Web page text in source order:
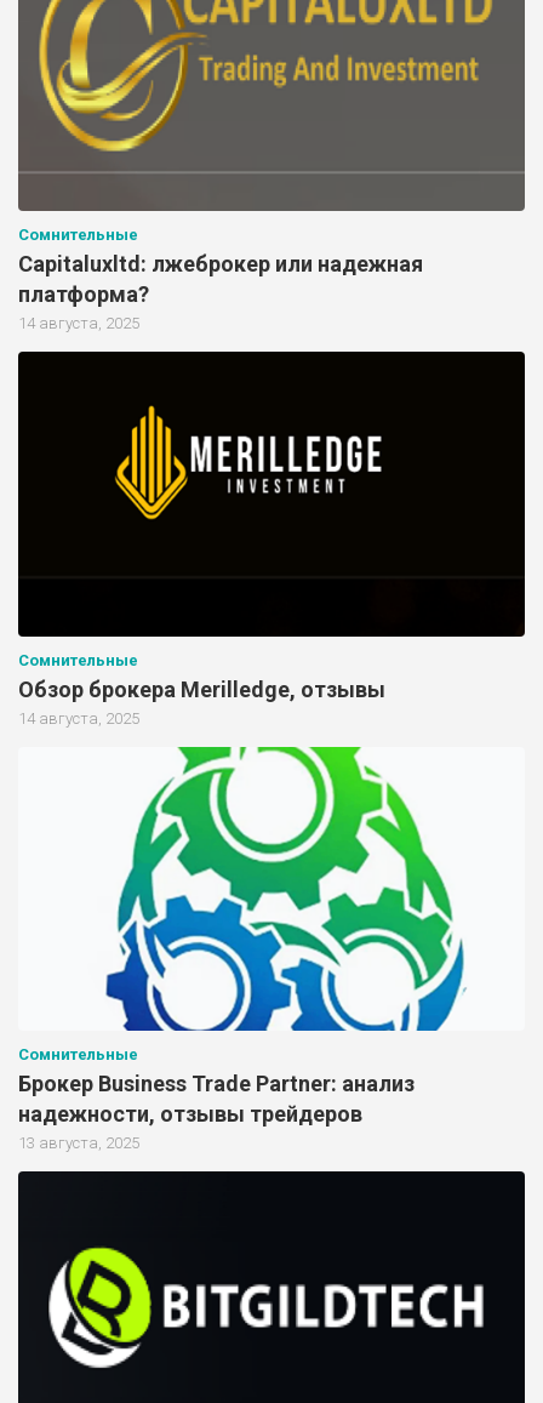
Сомнительные
Capitaluxltd: лжеброкер или надежная
платформа?
14 августа, 2025
Сомнительные
Обзор брокера Merilledge, отзывы
14 августа, 2025
Сомнительные
Брокер Business Trade Partner: анализ
надежности, отзывы трейдеров
13 августа, 2025